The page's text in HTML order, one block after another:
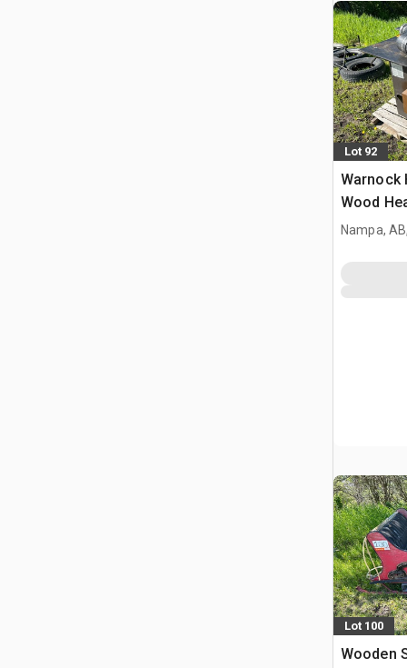
Lot 92
Warnock
Wood
Nampa,
Lot 100
Wooden